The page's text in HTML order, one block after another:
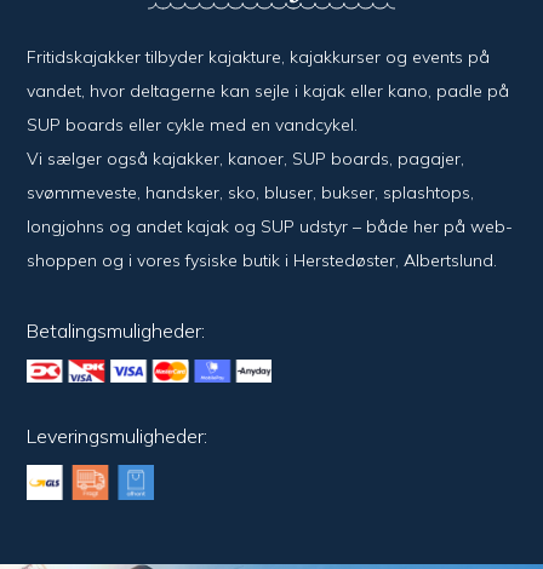
Fritidskajakker tilbyder kajak­ture, kajak­kurser og events på
vandet, hvor del­ta­ger­ne kan sejle i kajak eller kano, padle på
SUP boards eller cykle med en vand­cykel.
Vi sælger også kajak­ker, kanoer, SUP boards, pagajer,
svømme­veste, hand­sker, sko, bluser, bukser, splash­tops,
long­johns og andet kajak og SUP udstyr – både her på web­
shoppen og i vores fysiske butik i Her­sted­øster, Alberts­lund.
Betalingsmuligheder:
Leveringsmuligheder: